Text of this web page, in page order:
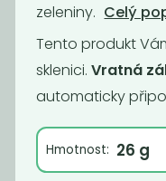
zeleniny. Celý
Tento produkt
sklenici. Vratná
automaticky
Hmotnost: